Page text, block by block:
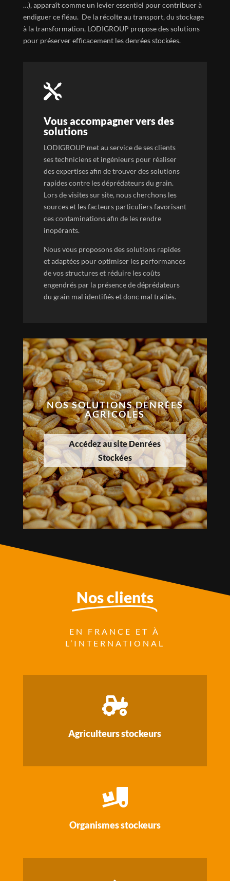
…), apparaît comme un levier essentiel pour contribuer à
endiguer ce fléau. De la récolte au transport, du stockage
à la transformation, LODIGROUP propose des solutions
pour préserver efficacement les denrées stockées.

Vous accompagner vers des
solutions
LODIGROUP met au service de ses clients
ses techniciens et ingénieurs pour réaliser
des expertises afin de trouver des solutions
rapides contre les déprédateurs du grain.
Lors de visites sur site, nous cherchons les
sources et les facteurs particuliers favorisant
ces contaminations afin de les rendre
inopérants.
Nous vous proposons des solutions rapides
et adaptées pour optimiser les performances
de vos structures et réduire les coûts
engendrés par la présence de déprédateurs
du grain mal identifiés et donc mal traités.
NOS SOLUTIONS DENRÉES
AGRICOLES
Accédez au site Denrées
Stockées
Nos clients
EN FRANCE ET À
L’INTERNATIONAL

Agriculteurs stockeurs

Organismes stockeurs